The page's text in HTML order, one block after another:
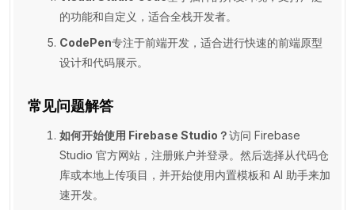
的功能和自定义，适合全栈开发者。
CodePen专注于前端开发，适合进行快速的前端原型
设计和代码展示。
常见问题解答
如何开始使用 Firebase Studio？访问 Firebase
Studio 官方网站，注册账户并登录。然后选择从代码仓
库或本地上传项目，并开始使用内置模板和 AI 助手来加
速开发。